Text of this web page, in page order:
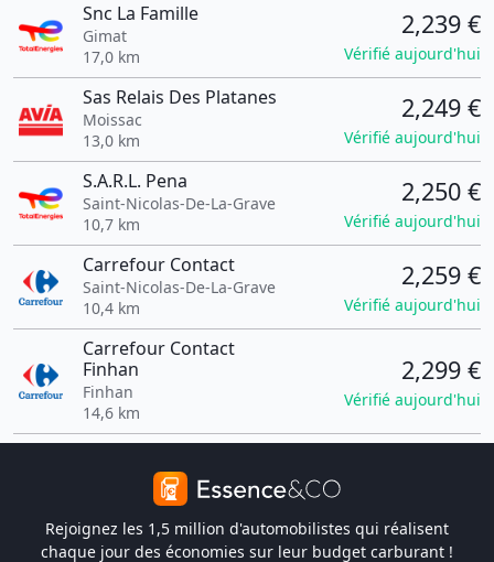
Snc La Famille
Gimat
17,0 km
2,239 €
Vérifié aujourd'hui
Sas Relais Des Platanes
Moissac
13,0 km
2,249 €
Vérifié aujourd'hui
S.A.R.L. Pena
Saint-Nicolas-De-La-Grave
10,7 km
2,250 €
Vérifié aujourd'hui
Carrefour Contact
Saint-Nicolas-De-La-Grave
10,4 km
2,259 €
Vérifié aujourd'hui
Carrefour Contact
Finhan
Finhan
14,6 km
2,299 €
Vérifié aujourd'hui
Rejoignez les 1,5 million d'automobilistes qui réalisent
chaque jour des économies sur leur budget carburant !